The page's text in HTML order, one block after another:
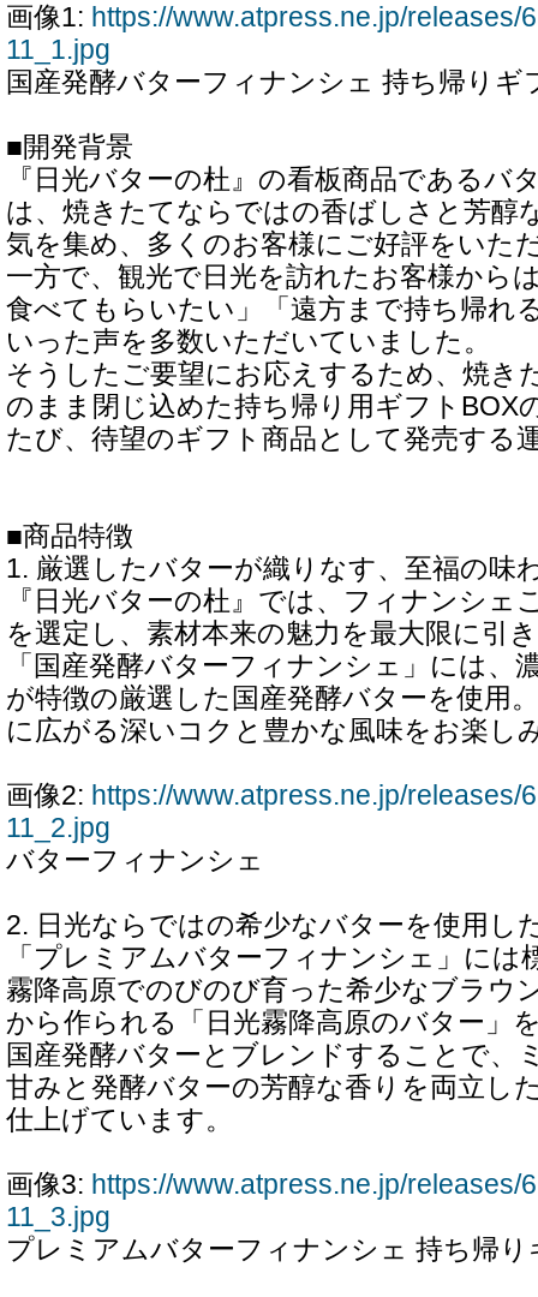
画像1: https://www.atpress.ne.jp/releases/
11_1.jpg
国産発酵バターフィナンシェ 持ち帰りギ
■開発背景
『日光バターの杜』の看板商品であるバ
は、焼きたてならではの香ばしさと芳醇
気を集め、多くのお客様にご好評をいた
一方で、観光で日光を訪れたお客様から
食べてもらいたい」「遠方まで持ち帰れ
いった声を多数いただいていました。
そうしたご要望にお応えするため、焼き
のまま閉じ込めた持ち帰り用ギフトBOX
たび、待望のギフト商品として発売する
■商品特徴
1. 厳選したバターが織りなす、至福の味
『日光バターの杜』では、フィナンシェ
を選定し、素材本来の魅力を最大限に引
「国産発酵バターフィナンシェ」には、
が特徴の厳選した国産発酵バターを使用
に広がる深いコクと豊かな風味をお楽し
画像2: https://www.atpress.ne.jp/releases/
11_2.jpg
バターフィナンシェ
2. 日光ならではの希少なバターを使用し
「プレミアムバターフィナンシェ」には
霧降高原でのびのび育った希少なブラウ
から作られる「日光霧降高原のバター」
国産発酵バターとブレンドすることで、
甘みと発酵バターの芳醇な香りを両立し
仕上げています。
画像3: https://www.atpress.ne.jp/releases/
11_3.jpg
プレミアムバターフィナンシェ 持ち帰り